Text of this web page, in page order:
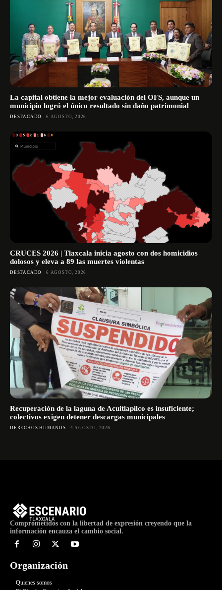
La capital obtiene la mejor evaluación del OFS, aunque un
municipio logró el único resultado sin daño patrimonial
DESTACADO 6 AGOSTO, 2026
CRUCES 2026 | Tlaxcala inicia agosto con dos homicidios
dolosos y eleva a 89 las muertes violentas
DESTACADO 6 AGOSTO, 2026
Recuperación de la laguna de Acuitlapilco es insuficiente;
colectivos exigen detener descargas municipales
DERECHOS HUMANOS 4 AGOSTO, 2026
Comprometidos con la libertad de expresión creyendo que la
información encauza el cambio social.
Organización
Quienes somos